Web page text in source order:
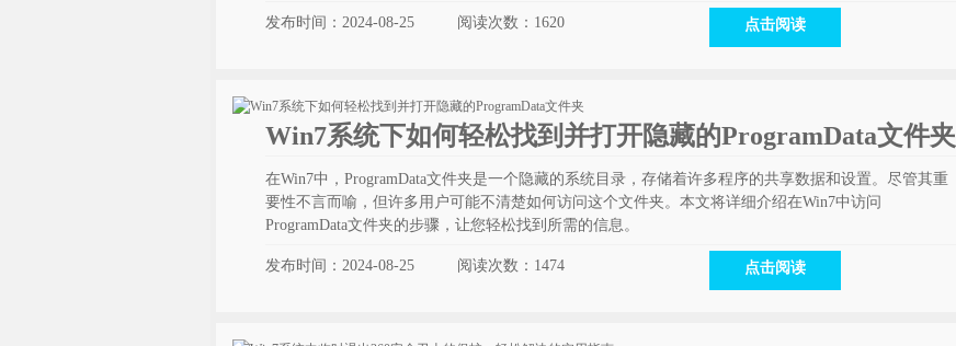
发布时间：2024-08-25 阅读次数： 1620 点击阅读
Win7系统下如何轻松找到并打开隐藏的ProgramData文件夹
在Win7中，ProgramData文件夹是一个隐藏的系统目录，存储着许多程序的共享数据和设置。尽管其重
要性不言而喻，但许多用户可能不清楚如何访问这个文件夹。本文将详细介绍在Win7中访问
ProgramData文件夹的步骤，让您轻松找到所需的信息。
发布时间：2024-08-25 阅读次数： 1474 点击阅读